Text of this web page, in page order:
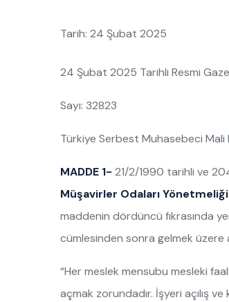
Tarih: 24 Şubat 2025
24 Şubat 2025 Tarihli Resmi
Sayı: 32823
Türkiye Serbest Muhasebeci Mali
MADDE 1- 21/2/1990 tarihli ve
Müşavirler Odaları
maddenin dördüncü fıkrasında
cümlesinden sonra gelmek üzere
“Her meslek mensubu mesleki
açmak zorundadır. İşyeri açılış